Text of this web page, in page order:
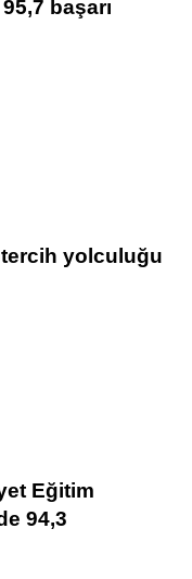
başarı
tercih yolculuğu
Eğitim
94,3